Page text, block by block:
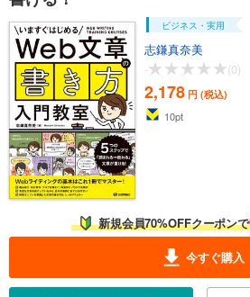
ビジネス・実用
志鎌真奈美
-
(0)
2,178 円 (税込)
10pt
新規会員70%OFFクーポンで
今すぐ購入